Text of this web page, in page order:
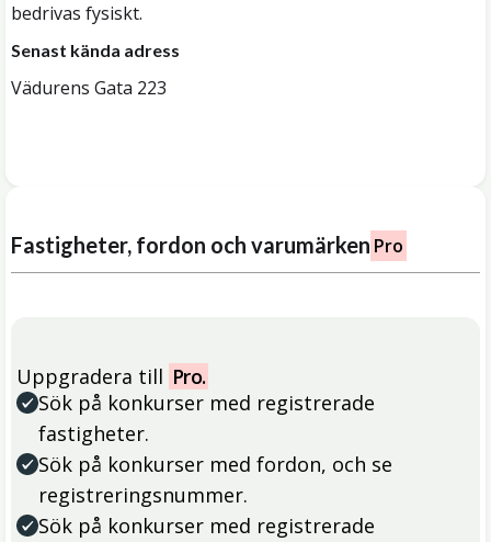
bedrivas fysiskt.
Senast kända adress
Vädurens Gata 223
Fastigheter, fordon och varumärken Pro
Uppgradera till Pro.
Sök på konkurser med registrerade
fastigheter.
Sök på konkurser med fordon, och se
registreringsnummer.
Sök på konkurser med registrerade